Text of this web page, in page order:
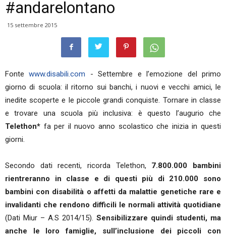
#andarelontano
15 settembre 2015
Fontewww.disabili.com - Settembre e l’emozione del primo
giorno di scuola: il ritorno sui banchi, i nuovi e vecchi amici, le
inedite scoperte e le piccole grandi conquiste. Tornare in classe
e trovare una scuola più inclusiva: è questo l’augurio che
Telethon* fa per il nuovo anno scolastico che inizia in questi
giorni.
Secondo dati recenti, ricorda Telethon, 7.800.000 bambini
rientreranno in classe e di questi più di 210.000 sono
bambini con disabilità o affetti da malattie genetiche rare e
invalidanti che rendono difficili le normali attività quotidiane
(Dati Miur – A.S 2014/15). Sensibilizzare quindi studenti, ma
anche le loro famiglie, sull’inclusione dei piccoli con